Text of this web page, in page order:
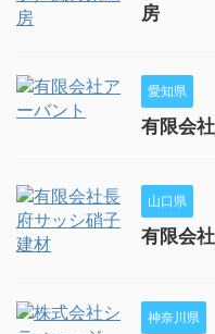
房
愛知県
有限会
山口県
有限会
神奈川県